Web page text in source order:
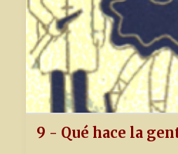
9 - Qué hace la